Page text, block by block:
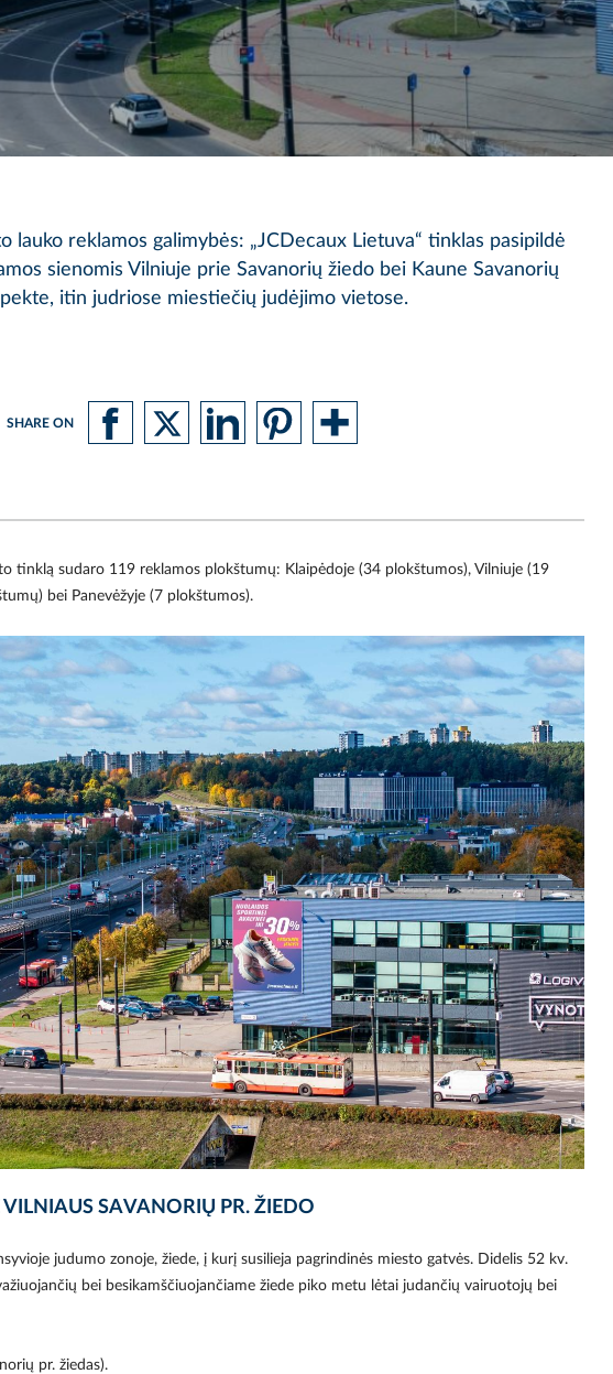
lauko reklamos galimybės: „JCDecaux Lietuva“ tinklas pasipildė
sienomis Vilniuje prie Savanorių žiedo bei Kaune Savanorių
itin judriose miestiečių judėjimo vietose.
SHARE ON
tinklą sudaro 119 reklamos plokštumų: Klaipėdoje (34 plokštumos), Vilniuje (19
bei Panevėžyje (7 plokštumos).
VILNIAUS SAVANORIŲ PR. ŽIEDO
judumo zonoje, žiede, į kurį susilieja pagrindinės miesto gatvės. Didelis 52 kv.
bei besikamščiuojančiame žiede piko metu lėtai judančių vairuotojų bei
pr. žiedas).